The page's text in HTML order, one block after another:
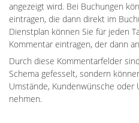
angezeigt wird. Bei Buchungen
eintragen, die dann direkt im
Dienstplan können Sie für jeden
Kommentar eintragen, der dann
Durch diese Kommentarfelder
Schema gefesselt, sondern
Umstände, Kundenwünsche oder
nehmen.